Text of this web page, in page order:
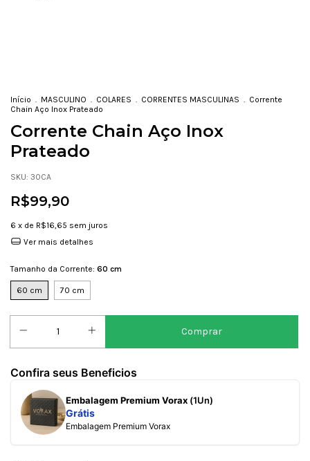
Início MASCULINO COLARES CORRENTES MASCULINAS
Corrente
Chain Aço Inox Prateado
Corrente Chain Aço Inox
Prateado
SKU: 30CA
R$99,90
6 x de R$16,65 sem juros
Ver mais detalhes
Tamanho da Corrente: 60 cm
60 cm 70 cm
Confira seus Beneficios
Embalagem Premium Vorax (1Un)
Grátis
Embalagem Premium Vorax